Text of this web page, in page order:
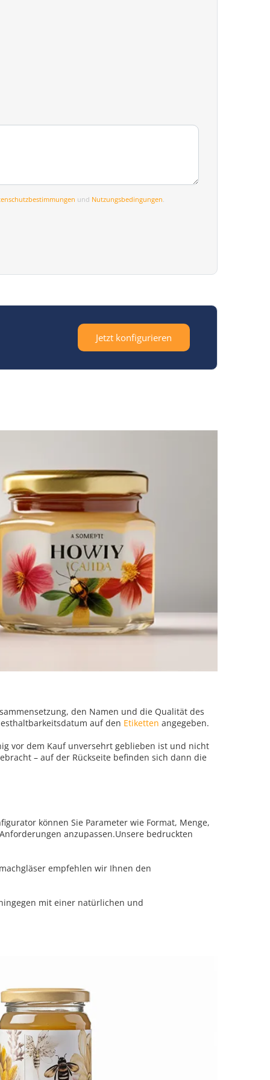
und Nutzungsbedingungen.
Jetzt konfigurieren
den Namen und die Qualität des
auf den Etiketten angegeben.
vor dem Kauf unversehrt geblieben ist und nicht
– auf der Rückseite befinden sich dann die
können Sie Parameter wie Format, Menge,
anzupassen.Unsere bedruckten
empfehlen wir Ihnen den
mit einer natürlichen und